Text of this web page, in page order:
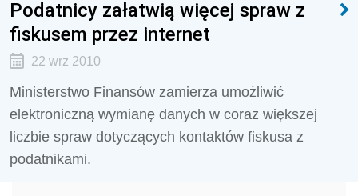
Podatnicy załatwią więcej spraw z
fiskusem przez internet
22 wrz 2010
Ministerstwo Finansów zamierza umożliwić
elektroniczną wymianę danych w coraz większej
liczbie spraw dotyczących kontaktów fiskusa z
podatnikami.